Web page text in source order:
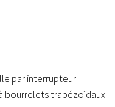
par interrupteur
bourrelets trapézoïdaux